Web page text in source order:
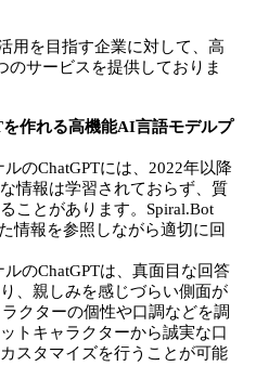
用を目指す企業に対して、高
のサービスを提供しておりま
作れる高機能AI言語モデルプ
のChatGPTには、2022年以降
情報は学習されておらず、質
ことがあります。Spiral.Bot
情報を参照しながら適切に回
のChatGPTは、真面目な回答
、親しみを感じづらい側面が
クターの個性や口調などを調
トキャラクターから誠実な口
スタマイズを行うことが可能